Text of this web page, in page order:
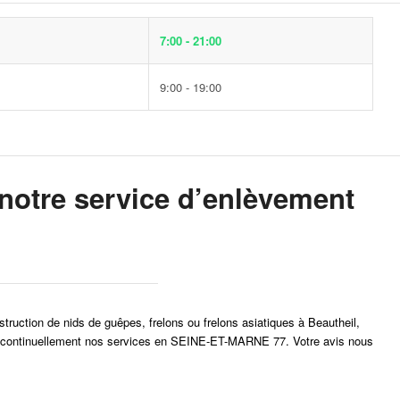
7:00 - 21:00
9:00 - 19:00
service d’enlèvement
de nids de guêpes, frelons ou frelons asiatiques à Beautheil,
nos services en SEINE-ET-MARNE 77. Votre avis nous